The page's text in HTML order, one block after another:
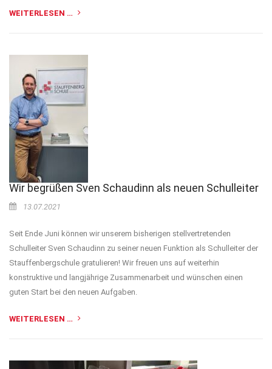
WEITERLESEN …
Wir begrüßen Sven Schaudinn als neuen Schulleiter
13.07.2021
Seit Ende Juni können wir unserem bisherigen stellvertretenden
Schulleiter Sven Schaudinn zu seiner neuen Funktion als Schulleiter der
Stauffenbergschule gratulieren! Wir freuen uns auf weiterhin
konstruktive und langjährige Zusammenarbeit und wünschen einen
guten Start bei den neuen Aufgaben.
WEITERLESEN …